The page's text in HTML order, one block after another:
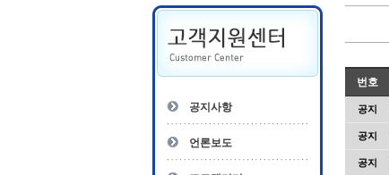
피해상담사란?
자격관리규정
상담사 자격증 확인
- 피해상담사 1급
- 전문수련감독자
- 전문수련기관
공지사항
언론보도
번호
공지
공지
공지